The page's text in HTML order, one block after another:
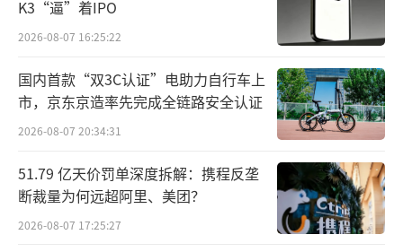
品类热销榜前20的排名中。
头财经走访重庆京东超体发现，石头、追觅、
科沃斯（603486.SH）等家庭清洁品牌门店中
顾客纷至沓来，而戴森的门店则空无一人。线
上与线下的“惨淡”表明，戴森正在逐渐失去
中国市场。
K3“逼”着IPO
2026-08-07 16:25:22
国内首款“双3C认证”电助力自行车上
市，京东京造率先完成全链路安全认证
2026-08-07 20:34:31
51.79 亿天价罚单深度拆解：携程反垄
断裁量为何远超阿里、美团？
2026-08-07 17:25:27